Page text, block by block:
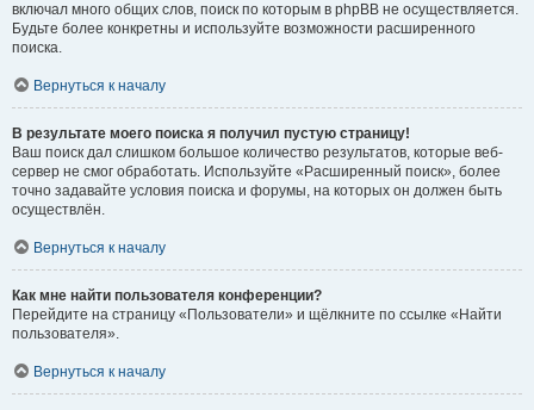
включал много общих слов, поиск по которым в phpBB не осуществляется.
Будьте более конкретны и используйте возможности расширенного
поиска.
Вернуться к началу
В результате моего поиска я получил пустую страницу!
Ваш поиск дал слишком большое количество результатов, которые веб-
сервер не смог обработать. Используйте «Расширенный поиск», более
точно задавайте условия поиска и форумы, на которых он должен быть
осуществлён.
Вернуться к началу
Как мне найти пользователя конференции?
Перейдите на страницу «Пользователи» и щёлкните по ссылке «Найти
пользователя».
Вернуться к началу